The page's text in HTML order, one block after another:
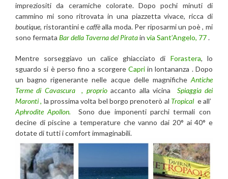
impreziositi da ceramiche colorate. Dopo pochi minuti di
cammino mi sono ritrovata in una piazzetta vivace, ricca di
boutique, ristorantini e caffèalla moda. Per riposarmi un poè , mi
sono fermata Bar della Taverna del Piratain via Sant’Angelo, 77.
Mentre sorseggiavo un calice ghiacciato di Forastera, lo
sguardo si è perso fino a scorgere Capriin lontananza . Dopo
un bagno rigenerante nelle acque delle magnifiche Antiche
Terme di Cavascura , proprioaccanto alla vicina
Spiaggia dei
Maronti, la prossima volta bel borgo prenoterò al Tropical e all’
Aphrodite Apollon. Sonodue imponenti parchi termali con
decine di piscine a temperature che vanno dai 20° ai 40° e
dotate di tutti i comfort immaginabili.